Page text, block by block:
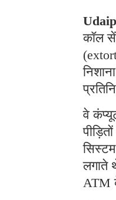
कॉल
वे
लगाते
ATM